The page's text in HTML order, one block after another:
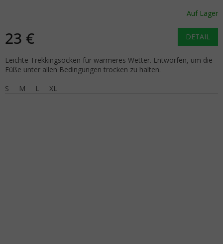
Auf Lager
23 € DETAIL
Leichte Trekkingsocken für wärmeres Wetter. Entworfen, um die
Füße unter allen Bedingungen trocken zu halten.
S
M L XL